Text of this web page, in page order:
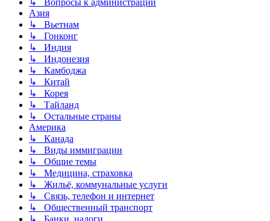
Азия
↳ Вьетнам
↳ Гонконг
↳ Индия
↳ Индонезия
↳ Камбоджа
↳ Китай
↳ Корея
↳ Тайланд
↳ Остальные страны
Америка
↳ Канада
↳ Виды иммиграции
↳ Общие темы
↳ Медицина, страховка
↳ Жильё, коммунальные услуги
↳ Связь, телефон и интернет
↳ Общественный транспорт
↳ Банки, налоги